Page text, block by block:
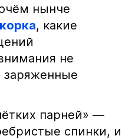
нынче
, какие
не
заряженные
парней» —
спинки, и